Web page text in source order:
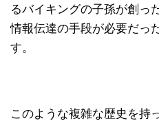
るバイキングの子孫が創っ
情報伝達の手段が必要だっ
す。
このような複雑な歴史を持